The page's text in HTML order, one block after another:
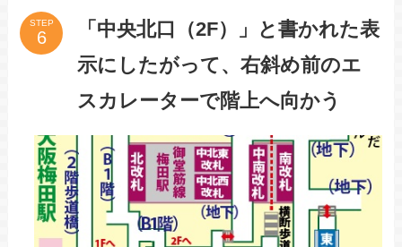
STEP
「中央北口（2F）」と書かれた表
示にしたがって、右斜め前のエ
スカレーターで階上へ向かう